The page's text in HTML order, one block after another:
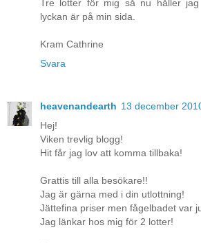
Tre lotter för mig så nu håller
lyckan är på min sida.
Kram Cathrine
Svara
heavenandearth 13 december
Hej!
Viken trevlig blogg!
Hit får jag lov att komma tillbaka!
Grattis till alla besökare!!
Jag är gärna med i din utlottning!
Jättefina priser men fågelbadet var
Jag länkar hos mig för 2 lotter!